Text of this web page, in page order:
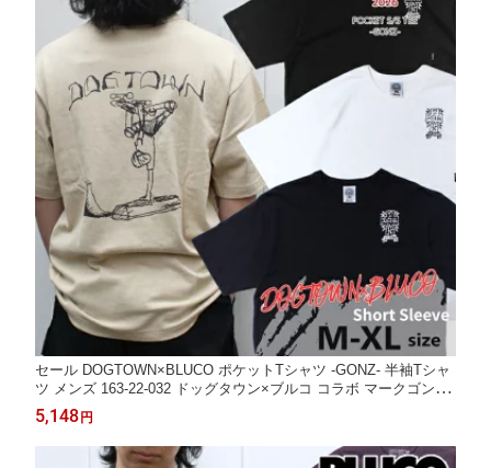
セール DOGTOWN×BLUCO ポケットTシャツ -GONZ- 半袖Tシャ
ツ メンズ 163-22-032 ドッグタウン×ブルコ コラボ マークゴンザ
レス バックプリントTシャツ 送料無料
5,148 円